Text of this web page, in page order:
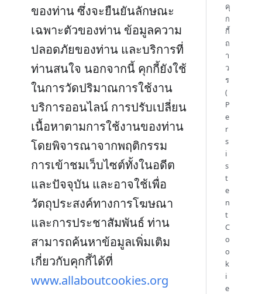
ของท่าน ซึ่งจะยืนยันลักษณะ
เฉพาะตัวของท่าน ข้อมูลความ
ปลอดภัยของท่าน และบริการที่
ท่านสนใจ นอกจากนี้ คุกกี้ยังใช้
ในการวัดปริมาณการใช้งาน
บริการออนไลน์ การปรับเปลี่ยน
เนื้อหาตามการใช้งานของท่าน
โดยพิจารณาจากพฤติกรรม
การเข้าชมเว็บไซต์ทั้งในอดีต
และปัจจุบัน และอาจใช้เพื่อ
วัตถุประสงค์ทางการโฆษณา
และการประชาสัมพันธ์ ท่าน
สามารถค้นหาข้อมูลเพิ่มเติม
เกี่ยวกับคุกกี้ได้ที่
www.allaboutcookies.org
คุ
ก
กี้
ถ
า
ว
ร
(
P
e
r
s
i
s
t
e
n
t
C
o
o
k
i
e